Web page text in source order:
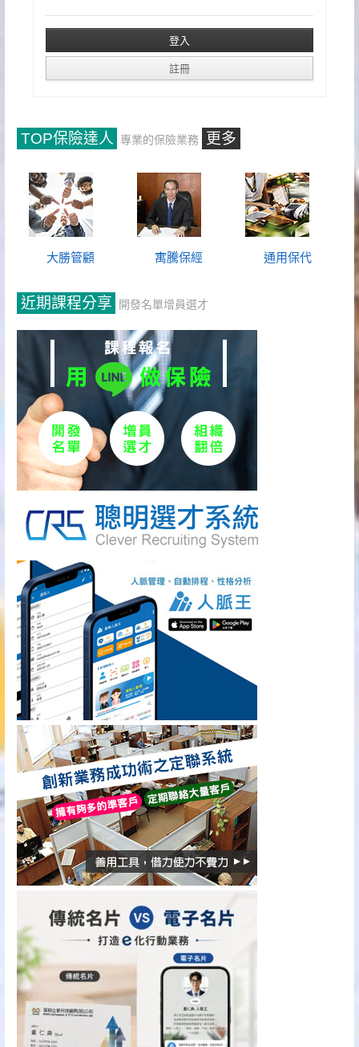
TOP保險達人 專業的保險業務 更多
大勝管顧 寓騰保經 通用保代
近期課程分享 開發名單增員選才